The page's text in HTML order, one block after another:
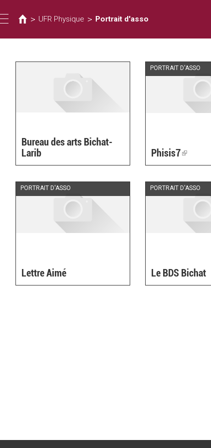
Toggle
navigation
êtes
ici
> UFR Physique > Portrait d'asso
Bureau des arts Bichat-
Larib
PORTRAIT D'ASSO
Phisis7(link
is
PORTRAIT D'ASSO
Lettre Aimé
PORTRAIT D'ASSO
Le BDS Bichat